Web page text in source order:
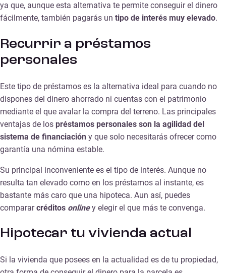
ya que, aunque esta alternativa te permite conseguir el dinero
fácilmente, también pagarás un tipo de interés muy elevado.
Recurrir a préstamos
personales
Este tipo de préstamos es la alternativa ideal para cuando no
dispones del dinero ahorrado ni cuentas con el patrimonio
mediante el que avalar la compra del terreno. Las principales
ventajas de los préstamos personales son la agilidad del
sistema de financiación y que solo necesitarás ofrecer como
garantía una nómina estable.
Su principal inconveniente es el tipo de interés. Aunque no
resulta tan elevado como en los préstamos al instante, es
bastante más caro que una hipoteca. Aun así, puedes
comparar créditos online y elegir el que más te convenga.
Hipotecar tu vivienda actual
Si la vivienda que posees en la actualidad es de tu propiedad,